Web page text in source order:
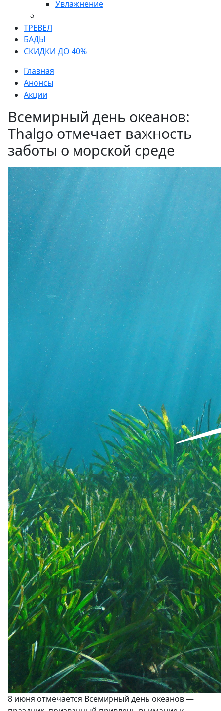
Увлажнение
ТРЕВЕЛ
БАДЫ
СКИДКИ ДО 40%
Главная
Анонсы
Акции
Всемирный день океанов:
Thalgo отмечает важность
заботы о морской среде
8 июня отмечается Всемирный день океанов —